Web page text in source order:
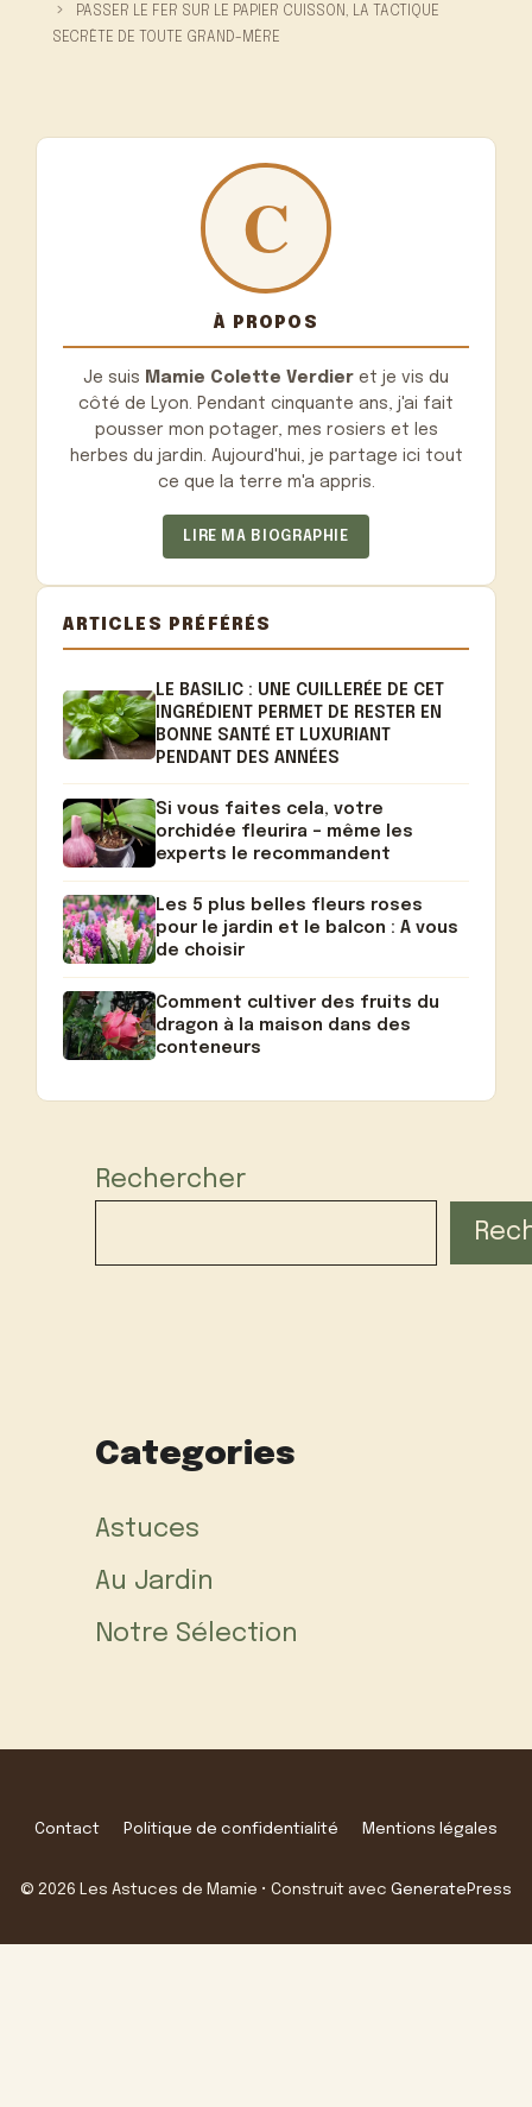
PASSER LE FER SUR LE PAPIER CUISSON, LA TACTIQUE
SECRÈTE DE TOUTE GRAND-MÈRE
À PROPOS
Je suis Mamie Colette Verdier et je vis du
côté de Lyon. Pendant cinquante ans, j'ai fait
pousser mon potager, mes rosiers et les
herbes du jardin. Aujourd'hui, je partage ici tout
ce que la terre m'a appris.
LIRE MA BIOGRAPHIE
ARTICLES PRÉFÉRÉS
LE BASILIC : UNE CUILLERÉE DE CET
INGRÉDIENT PERMET DE RESTER EN
BONNE SANTÉ ET LUXURIANT
PENDANT DES ANNÉES
Si vous faites cela, votre
orchidée fleurira – même les
experts le recommandent
Les 5 plus belles fleurs roses
pour le jardin et le balcon : A vous
de choisir
Comment cultiver des fruits du
dragon à la maison dans des
conteneurs
Rechercher
Categories
Astuces
Au Jardin
Notre Sélection
Contact Politique de confidentialité Mentions légales
© 2026 Les Astuces de Mamie • Construit avec GeneratePress